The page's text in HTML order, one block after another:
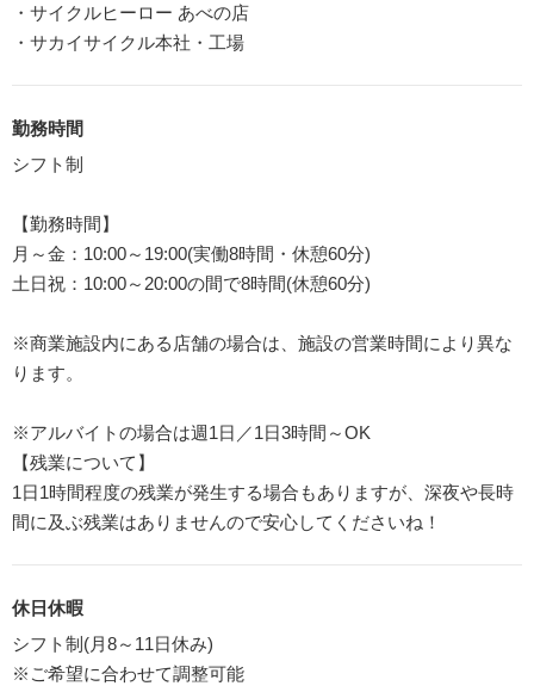
・サイクルヒーロー あべの店
・サカイサイクル本社・工場
勤務時間
シフト制
【勤務時間】
月～金：10:00～19:00(実働8時間・休憩60分)
土日祝：10:00～20:00の間で8時間(休憩60分)
※商業施設内にある店舗の場合は、施設の営業時間により異な
ります。
※アルバイトの場合は週1日／1日3時間～OK
【残業について】
1日1時間程度の残業が発生する場合もありますが、深夜や長時
間に及ぶ残業はありませんので安心してくださいね！
休日休暇
シフト制(月8～11日休み)
※ご希望に合わせて調整可能